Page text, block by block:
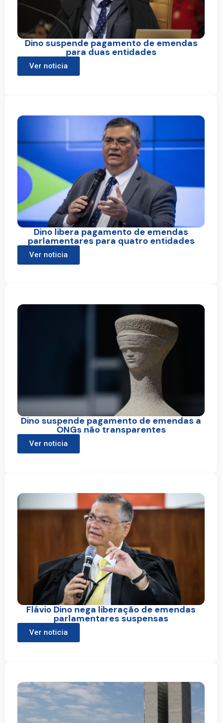
Dino suspende pagamento de emendas
para duas entidades
Ver noticia
Dino libera pagamento de emendas
parlamentares para quatro entidades
Ver noticia
Dino suspende pagamento de emendas a
ONGs não transparentes
Ver noticia
Flávio Dino nega liberação de emendas
parlamentares suspensas
Ver noticia